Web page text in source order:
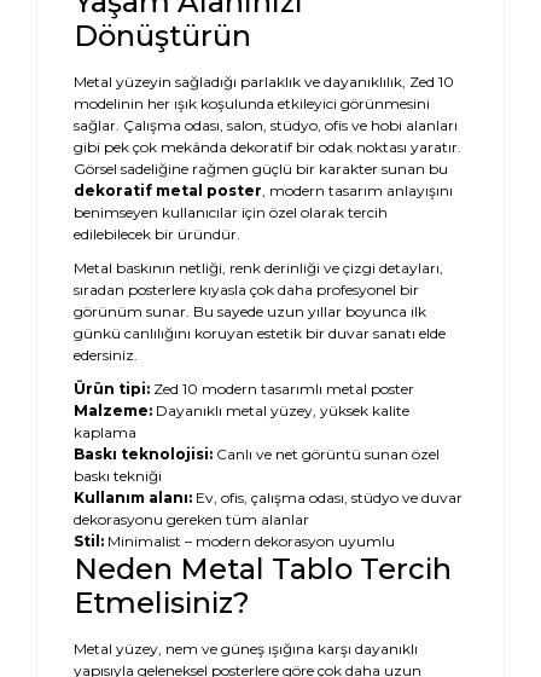
Dönüştürün
Metal yüzeyin sağladığı parlaklık ve dayanıklılık, Zed 10
modelinin her ışık koşulunda etkileyici görünmesini
sağlar. Çalışma odası, salon, stüdyo, ofis ve hobi alanları
gibi pek çok mekânda dekoratif bir odak noktası yaratır.
Görsel sadeliğine rağmen güçlü bir karakter sunan bu
dekoratif metal poster, modern tasarım anlayışını
benimseyen kullanıcılar için özel olarak tercih
edilebilecek bir üründür.
Metal baskının netliği, renk derinliği ve çizgi detayları,
sıradan posterlere kıyasla çok daha profesyonel bir
görünüm sunar. Bu sayede uzun yıllar boyunca ilk
günkü canlılığını koruyan estetik bir duvar sanatı elde
edersiniz.
Ürün tipi: Zed 10 modern tasarımlı metal poster
Malzeme: Dayanıklı metal yüzey, yüksek kalite
kaplama
Baskı teknolojisi: Canlı ve net görüntü sunan özel
baskı tekniği
Kullanım alanı: Ev, ofis, çalışma odası, stüdyo ve duvar
dekorasyonu gereken tüm alanlar
Stil: Minimalist – modern dekorasyon uyumlu
Neden Metal Tablo Tercih
Etmelisiniz?
Metal yüzey, nem ve güneş ışığına karşı dayanıklı
yapısıyla geleneksel posterlere göre çok daha uzun